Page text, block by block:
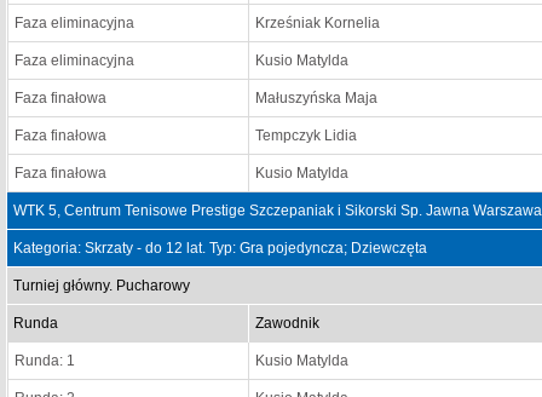
Faza eliminacyjna Krześniak Kornelia
Faza eliminacyjna Kusio Matylda
Faza finałowa Małuszyńska Maja
Faza finałowa Tempczyk Lidia
Faza finałowa Kusio Matylda
WTK 5, Centrum Tenisowe Prestige Szczepaniak i Sikorski Sp. Jawna
Kategoria: Skrzaty - do 12 lat. Typ: Gra pojedyncza; Dziewczęta
Turniej główny. Pucharowy
Runda Zawodnik
Runda: 1 Kusio Matylda